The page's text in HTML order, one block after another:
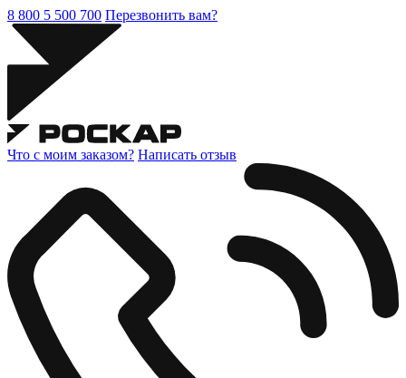
8 800 5 500 700 Перезвонить вам?
Что с моим заказом? Написать отзыв